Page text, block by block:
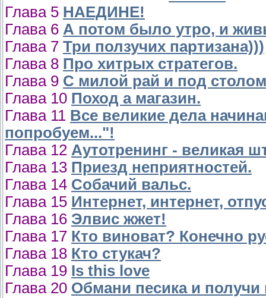
Глава 5 НАЕДИНЕ!
Глава 6 А потом было утро, и
Глава 7 Три ползучих партизана)))
Глава 8 Про хитрых стратегов.
Глава 9 С милой рай и под
Глава 10 Поход а магазин.
Глава 11 Все великие дела
попробуем..."!
Глава 12 Аутотренинг - великая
Глава 13 Приезд неприятностей.
Глава 14 Собачий вальс.
Глава 15 Интернет, интернет,
Глава 16 Элвис жжет!
Глава 17 Кто виноват? Конечно
Глава 18 Кто стукач?
Глава 19 Is this love
Глава 20 Обмани песика и получи